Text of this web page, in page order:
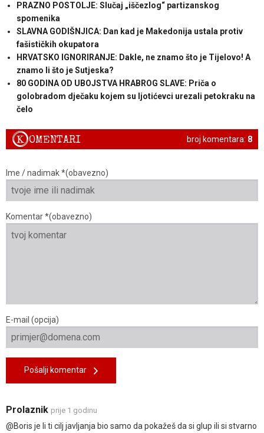
PRAZNO POSTOLJE: Slučaj „iščezlog“ partizanskog
spomenika
SLAVNA GODIŠNJICA: Dan kad je Makedonija ustala protiv
fašističkih okupatora
HRVATSKO IGNORIRANJE: Dakle, ne znamo što je Tijelovo! A
znamo li što je Sutjeska?
80 GODINA OD UBOJSTVA HRABROG SLAVE: Priča o
golobradom dječaku kojem su ljotićevci urezali petokraku na
čelo
broj komentara: 8
KOMENTARI
Ime / nadimak *(obavezno)
Komentar *(obavezno)
E-mail (opcija)
Pošalji komentar
Prolaznik prije 1 godinu
@Boris je li ti cilj javljanja bio samo da pokažeš da si glup ili si stvarno